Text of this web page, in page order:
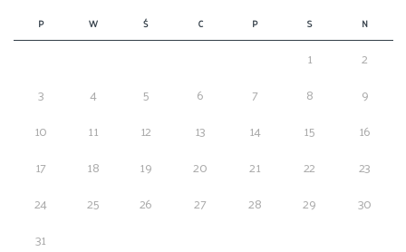
P W Ś C P S N
1
2
3
4 5 6 7 8
9
10
11 12 13 14 15
16
17
18 19 20 21 22
23
24
25 26 27 28 29
30
31